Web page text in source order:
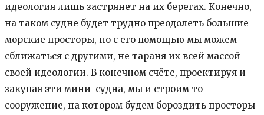
идеология лишь застрянет на их берегах. Конечно,
на таком судне будет трудно преодолеть большие
морские просторы, но с его помощью мы можем
сближаться с другими, не тараня их всей массой
своей идеологии. В конечном счёте, проектируя и
закупая эти мини-судна, мы и строим то
сооружение, на котором будем бороздить просторы